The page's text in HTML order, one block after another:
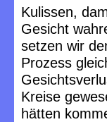
Kulissen,
Gesicht
setzen wir
Prozess
Kreise
hätten